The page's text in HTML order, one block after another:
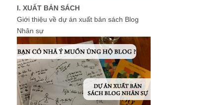
I. XUẤT BẢN SÁCH
Giới thiệu về dự án xuất bản sách Blog
Nhân sự